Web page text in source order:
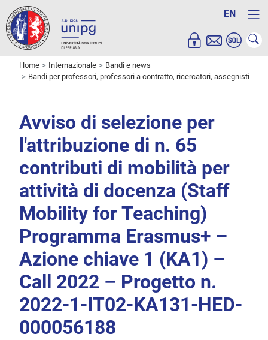
EN
Home Internazionale
Bandi e news
Bandi per professori, professori a contratto, ricercatori, assegnisti
Avviso di selezione per
l'attribuzione di n. 65
contributi di mobilità per
attività di docenza (Staff
Mobility for Teaching)
Programma Erasmus+ –
Azione chiave 1 (KA1) –
Call 2022 – Progetto n.
2022-1-IT02-KA131-HED-
000056188